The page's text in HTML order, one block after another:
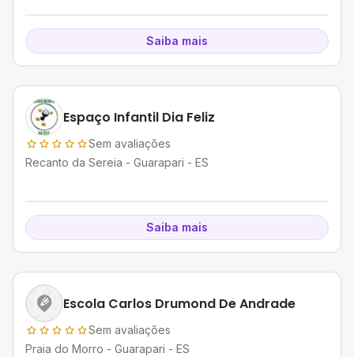
Saiba mais
Espaço Infantil Dia Feliz
Sem avaliações
Recanto da Sereia - Guarapari - ES
Saiba mais
Escola Carlos Drumond De Andrade
Sem avaliações
Praia do Morro - Guarapari - ES